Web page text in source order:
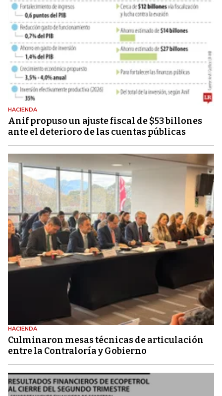
HACIENDA
Anif propuso un ajuste fiscal de $53 billones
ante el deterioro de las cuentas públicas
HACIENDA
Culminaron mesas técnicas de articulación
entre la Contraloría y Gobierno